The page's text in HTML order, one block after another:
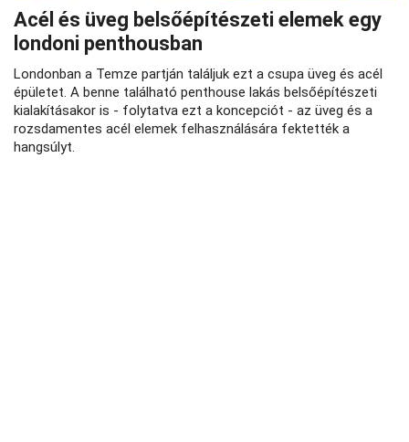
Acél és üveg belsőépítészeti elemek egy
londoni penthousban
Londonban a Temze partján találjuk ezt a csupa üveg és acél
épületet. A benne található penthouse lakás belsőépítészeti
kialakításakor is - folytatva ezt a koncepciót - az üveg és a
rozsdamentes acél elemek felhasználására fektették a
hangsúlyt.